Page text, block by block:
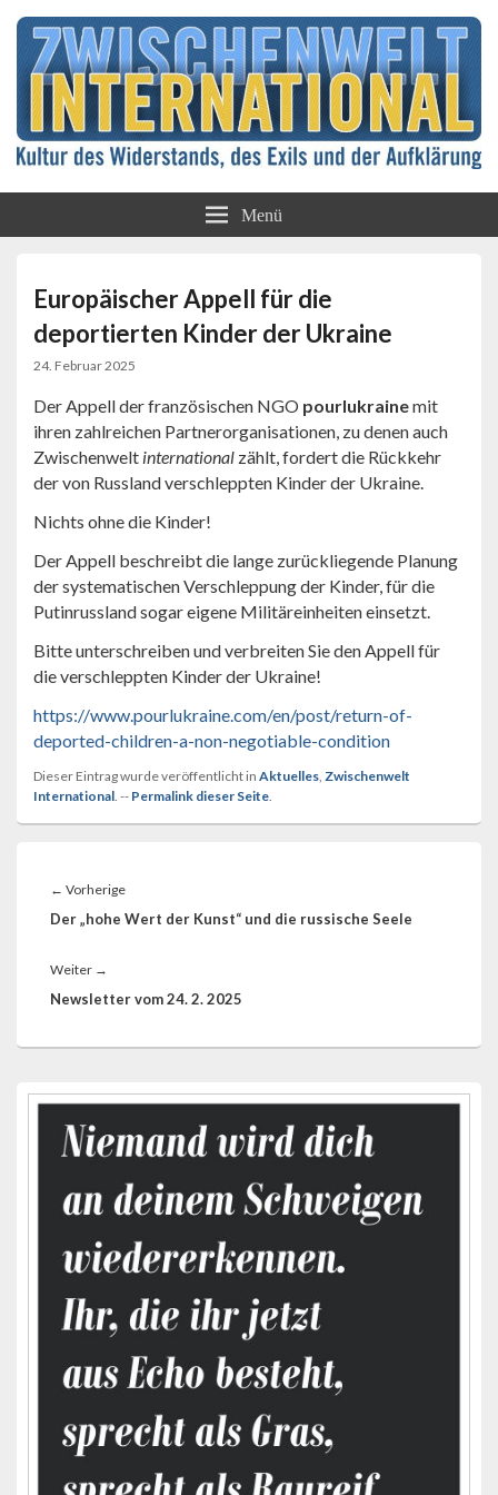
Zwischenwelt
International
Menü
Europäischer Appell für die
deportierten Kinder der Ukraine
24. Februar 2025
Der Appell der französischen NGO pourlukrainemit
ihren zahlreichen Partnerorganisationen, zu denen auch
Zwischenwelt international zählt, fordert die Rückkehr
der von Russland verschleppten Kinder der Ukraine.
Nichts ohne die Kinder!
Der Appell beschreibt die lange zurückliegende Planung
der systematischen Verschleppung der Kinder, für die
Putinrussland sogar eigene Militäreinheiten einsetzt.
Bitte unterschreiben und verbreiten Sie den Appell für
die verschleppten Kinder der Ukraine!
https://www.pourlukraine.com/en/post/return-of-
deported-children-a-non-negotiable-condition
Dieser Eintrag wurde veröffentlicht in Aktuelles, Zwischenwelt
International. -- Permalink dieser Seite.
← VorherigeVorheriger
Beitrag:
Der „hohe Wert der Kunst“ und die russische Seele
Weiter →
Beitrag:
Newsletter vom 24. 2. 2025
Primärer
Widgetbereich